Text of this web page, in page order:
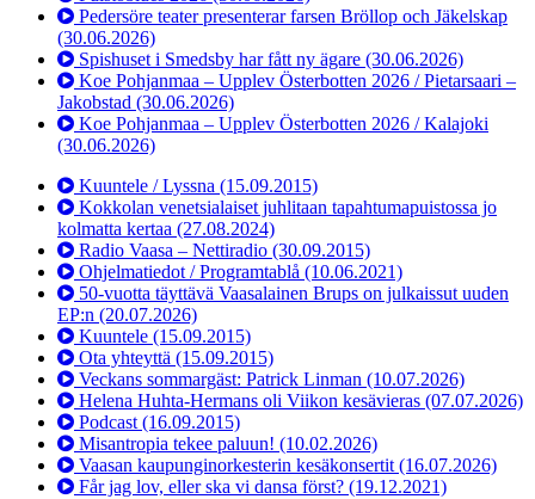
Pedersöre teater presenterar farsen Bröllop och Jäkelskap
(30.06.2026)
Spishuset i Smedsby har fått ny ägare (30.06.2026)
Koe Pohjanmaa – Upplev Österbotten 2026 / Pietarsaari –
Jakobstad (30.06.2026)
Koe Pohjanmaa – Upplev Österbotten 2026 / Kalajoki
(30.06.2026)
Kuuntele / Lyssna (15.09.2015)
Kokkolan venetsialaiset juhlitaan tapahtumapuistossa jo
kolmatta kertaa (27.08.2024)
Radio Vaasa – Nettiradio (30.09.2015)
Ohjelmatiedot / Programtablå (10.06.2021)
50-vuotta täyttävä Vaasalainen Brups on julkaissut uuden
EP:n (20.07.2026)
Kuuntele (15.09.2015)
Ota yhteyttä (15.09.2015)
Veckans sommargäst: Patrick Linman (10.07.2026)
Helena Huhta-Hermans oli Viikon kesävieras (07.07.2026)
Podcast (16.09.2015)
Misantropia tekee paluun! (10.02.2026)
Vaasan kaupunginorkesterin kesäkonsertit (16.07.2026)
Får jag lov, eller ska vi dansa först? (19.12.2021)